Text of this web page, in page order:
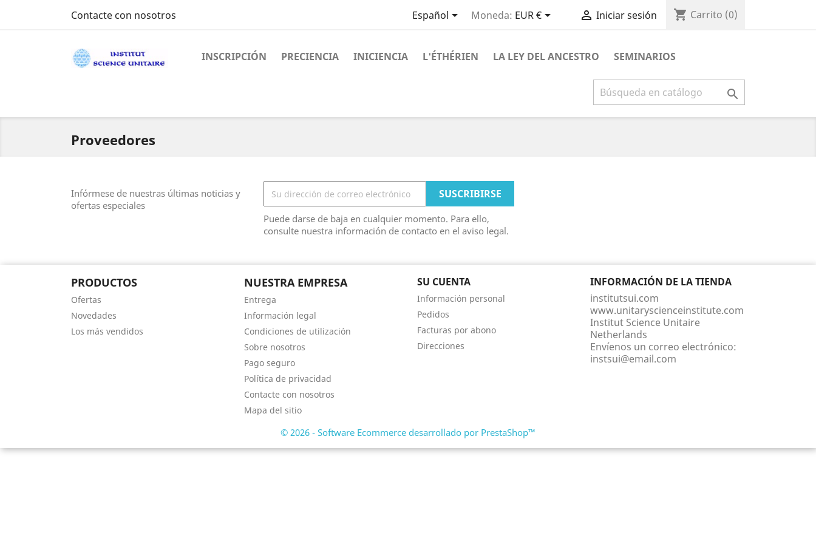
Contacte con nosotros Español Moneda: EUR €  Iniciar sesión shopping_cart Carrito (0)
INSCRIPCIÓN PRECIENCIA INICIENCIA L'ÉTHÉRIEN LA LEY DEL ANCESTRO SEMINARIOS

Proveedores
Infórmese de nuestras últimas noticias y
ofertas especiales
Puede darse de baja en cualquier momento. Para ello,
consulte nuestra información de contacto en el aviso legal.
PRODUCTOS
Ofertas
Novedades
Los más vendidos
NUESTRA EMPRESA
Entrega
Información legal
Condiciones de utilización
Sobre nosotros
Pago seguro
Política de privacidad
Contacte con nosotros
Mapa del sitio
SU CUENTA
Información personal
Pedidos
Facturas por abono
Direcciones
INFORMACIÓN DE LA TIENDA
institutsui.com
www.unitaryscienceinstitute.com
Institut Science Unitaire
Netherlands
Envíenos un correo electrónico:
instsui@email.com
© 2026 - Software Ecommerce desarrollado por PrestaShop™